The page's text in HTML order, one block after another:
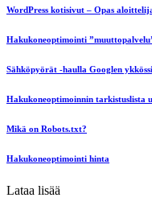
WordPress kotisivut – Opas
Hakukoneoptimointi
Sähköpyörät -haulla Googlen
Hakukoneoptimoinnin tarkistuslista
Mikä on Robots.txt?
Hakukoneoptimointi hinta
Lataa lisää